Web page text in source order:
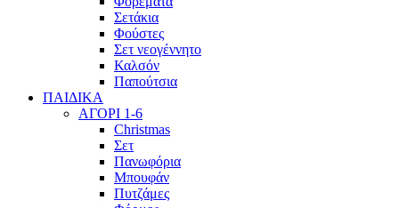
Σετάκια
Φούστες
Σετ νεογέννητο
Καλσόν
Παπούτσια
ΠΑΙΔΙΚΑ
ΑΓΟΡΙ 1-6
Christmas
Σετ
Πανωφόρια
Μπουφάν
Πυτζάμες